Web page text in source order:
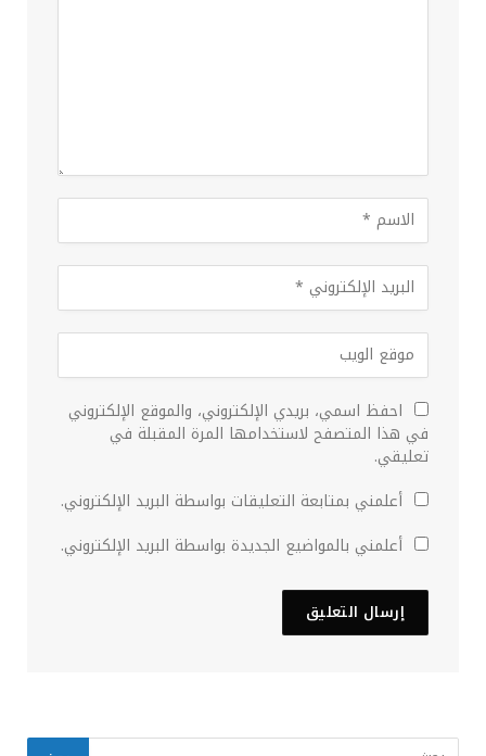
احفظ اسمي، بريدي الإلكتروني، والموقع الإلكتروني
في هذا المتصفح لاستخدامها المرة المقبلة في
تعليقي.
أعلمني بمتابعة التعليقات بواسطة البريد الإلكتروني.
أعلمني بالمواضيع الجديدة بواسطة البريد الإلكتروني.